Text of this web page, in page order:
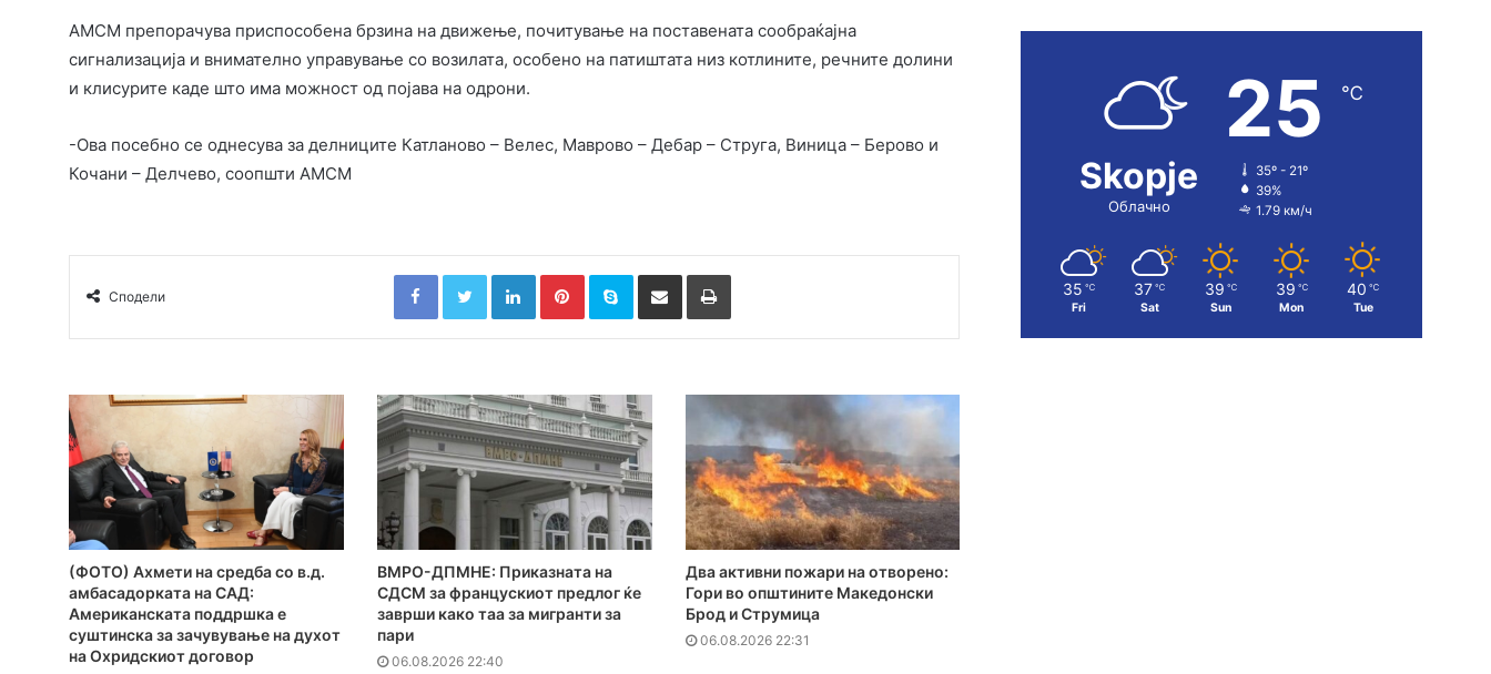
АМСМ препорачува приспособена брзина на движење, почитување на поставената сообраќајна
сигнализација и внимателно управување со возилата, особено на патиштата низ котлините, речните долини
и клисурите каде што има можност од појава на одрони.
-Ова посебно се однесува за делниците Катланово – Велес, Маврово – Дебар – Струга, Виница – Берово и
Кочани – Делчево, соопшти АМСМ
Сподели
FacebookTwitterLinkedInPinterestSkype Сподели преку Е-маил Испринтај
(ФОТО) Ахмети на средба со в.д.
амбасадорката на САД:
Американската поддршка е
суштинска за зачувување на духот
на Охридскиот договор
ВМРО-ДПМНЕ: Приказната на
СДСМ за францускиот предлог ќе
заврши како таа за мигранти за
пари
06.08.2026 22:40
Два активни пожари на отворено:
Гори во општините Македонски
Брод и Струмица
06.08.2026 22:31
Skopje
Облачно
25 ℃
35º - 21º
39%
1.79 км/ч
35 ℃
Fri
37 ℃
Sat
39 ℃
Sun
39 ℃
Mon
40 ℃
Tue